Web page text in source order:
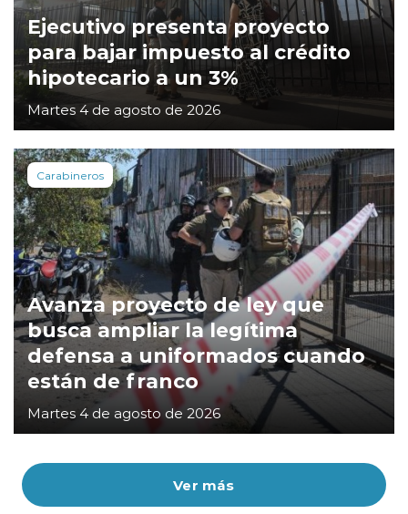
Ver más
Ejecutivo presenta proyecto
para bajar impuesto al crédito
hipotecario a un 3%
Martes 4 de agosto de 2026
Carabineros
Avanza proyecto de ley que
busca ampliar la legítima
defensa a uniformados cuando
están de franco
Martes 4 de agosto de 2026